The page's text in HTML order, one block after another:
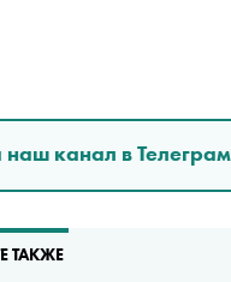
наш канал в
ТАКЖЕ